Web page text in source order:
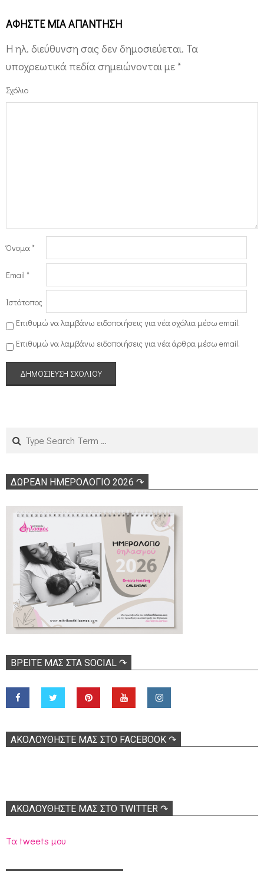
ΑΦΉΣΤΕ ΜΙΑ ΑΠΆΝΤΗΣΗ
Η ηλ. διεύθυνση σας δεν δημοσιεύεται. Τα
υποχρεωτικά πεδία σημειώνονται με *
Σχόλιο
Όνομα*
Email *
Ιστότοπος
Επιθυμώ να λαμβάνω ειδοποιήσεις για νέα σχόλια μέσω email.
Επιθυμώ να λαμβάνω ειδοποιήσεις για νέα άρθρα μέσω email.
ΔΩΡΕΑΝ ΗΜΕΡΟΛΟΓΙΟ 2026 ↷
ΒΡΕΊΤΕ ΜΑΣ ΣΤΑ SOCIAL ↷
ΑΚΟΛOΥΘΉΣΤΕ ΜΑΣ ΣΤΟ FACEBOOK ↷
ΑΚΟΛΟΥΘΉΣΤΕ ΜΑΣ ΣΤΟ TWITTER ↷
Τα tweets μου